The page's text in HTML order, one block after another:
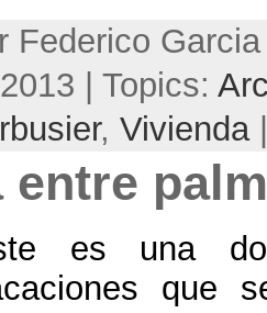
Federico
| Topics:
, Vivienda|
entre
es una
que